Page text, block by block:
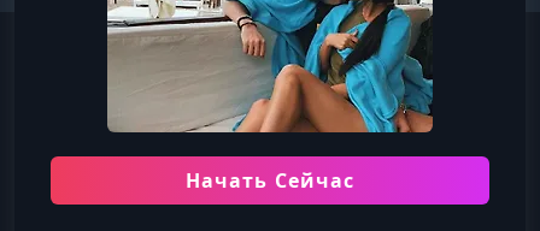
Начать Сейчас